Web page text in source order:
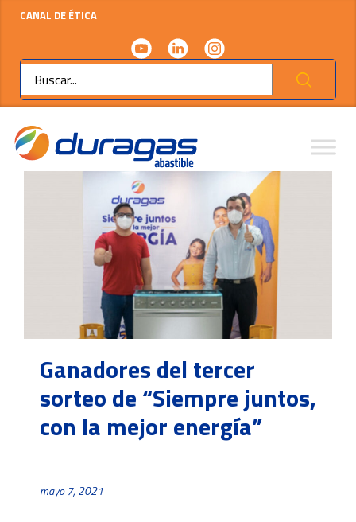
CANAL DE ÉTICA
Ok
Ganadores del tercer
sorteo de “Siempre juntos,
con la mejor energía”
mayo 7, 2021